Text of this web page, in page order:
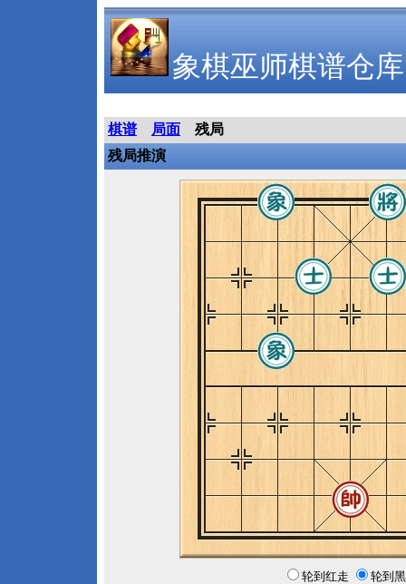
象棋巫师棋谱仓库
棋谱 局面
残局
残局推演
轮到红走 轮到